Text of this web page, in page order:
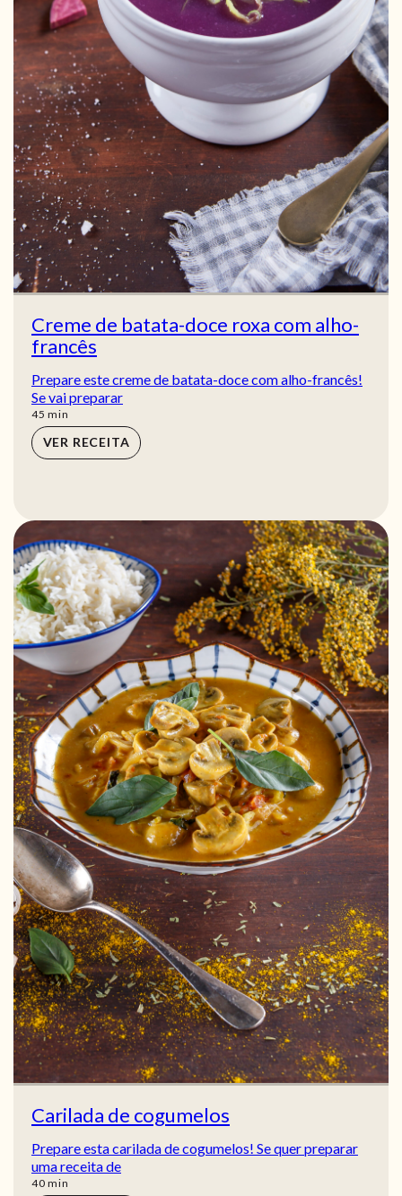
Creme de batata-doce roxa com alho-
francês
Prepare este creme de batata-doce com alho-francês!
Se vai preparar
45 min
min
VER RECEITA
Carilada de cogumelos
Prepare esta carilada de cogumelos! Se quer preparar
uma receita de
40min
min